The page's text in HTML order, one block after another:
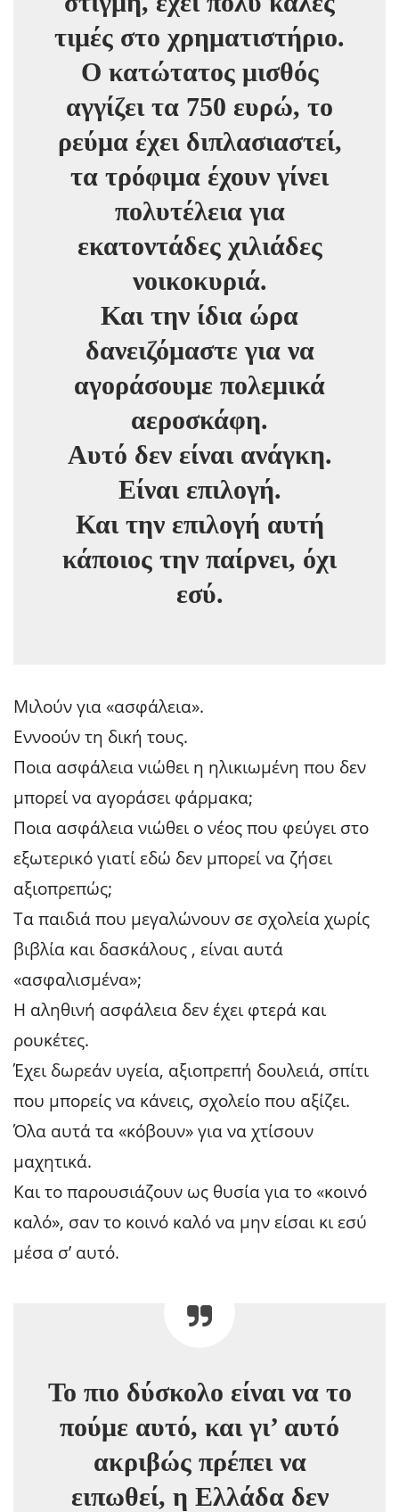
τιμές στο χρηματιστήριο.
Ο κατώτατος μισθός
αγγίζει τα 750 ευρώ, το
ρεύμα έχει διπλασιαστεί,
τα τρόφιμα έχουν γίνει
πολυτέλεια για
εκατοντάδες χιλιάδες
νοικοκυριά.
Και την ίδια ώρα
δανειζόμαστε για να
αγοράσουμε πολεμικά
αεροσκάφη.
Αυτό δεν είναι ανάγκη.
Είναι επιλογή.
Και την επιλογή αυτή
κάποιος την παίρνει, όχι
εσύ.
Μιλούν για «ασφάλεια».
Εννοούν τη δική τους.
Ποια ασφάλεια νιώθει η ηλικιωμένη που δεν
μπορεί να αγοράσει φάρμακα;
Ποια ασφάλεια νιώθει ο νέος που φεύγει στο
εξωτερικό γιατί εδώ δεν μπορεί να ζήσει
αξιοπρεπώς;
Τα παιδιά που μεγαλώνουν σε σχολεία χωρίς
βιβλία και δασκάλους , είναι αυτά
«ασφαλισμένα»;
Η αληθινή ασφάλεια δεν έχει φτερά και
ρουκέτες.
Έχει δωρεάν υγεία, αξιοπρεπή δουλειά, σπίτι
που μπορείς να κάνεις, σχολείο που αξίζει.
Όλα αυτά τα «κόβουν» για να χτίσουν
μαχητικά.
Και το παρουσιάζουν ως θυσία για το «κοινό
καλό», σαν το κοινό καλό να μην είσαι κι εσύ
μέσα σ’ αυτό.
Το πιο δύσκολο είναι να το
πούμε αυτό, και γι’ αυτό
ακριβώς πρέπει να
ειπωθεί, η Ελλάδα δεν